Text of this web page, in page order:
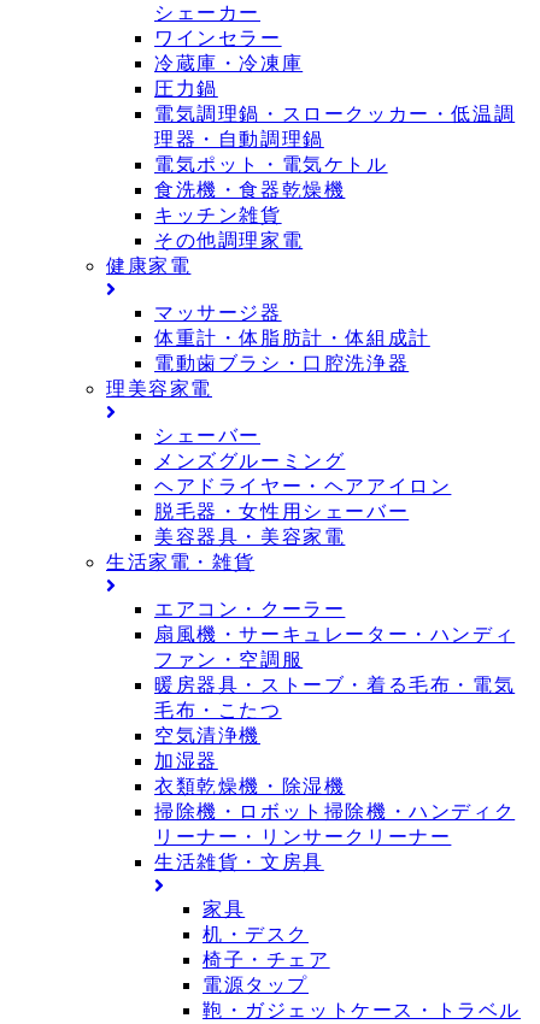
シェーカー
ワインセラー
冷蔵庫・冷凍庫
圧力鍋
電気調理鍋・スロークッカー・低温調
理器・自動調理鍋
電気ポット・電気ケトル
食洗機・食器乾燥機
キッチン雑貨
その他調理家電
健康家電
マッサージ器
体重計・体脂肪計・体組成計
電動歯ブラシ・口腔洗浄器
理美容家電
シェーバー
メンズグルーミング
ヘアドライヤー・ヘアアイロン
脱毛器・女性用シェーバー
美容器具・美容家電
生活家電・雑貨
エアコン・クーラー
扇風機・サーキュレーター・ハンディ
ファン・空調服
暖房器具・ストーブ・着る毛布・電気
毛布・こたつ
空気清浄機
加湿器
衣類乾燥機・除湿機
掃除機・ロボット掃除機・ハンディク
リーナー・リンサークリーナー
生活雑貨・文房具
家具
机・デスク
椅子・チェア
電源タップ
鞄・ガジェットケース・トラベル